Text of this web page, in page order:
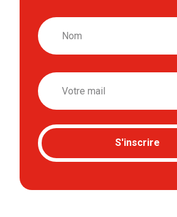
Nom
Email
S'inscrire